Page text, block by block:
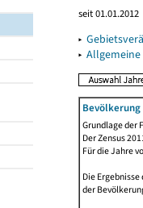
seit 01.01.2012
▸
▸
Grundlage der
Der Zensus
Für die Jahre
Die
der